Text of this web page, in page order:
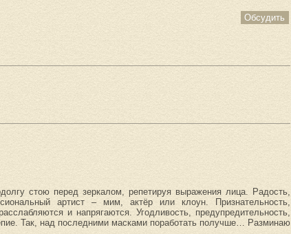
Обсудить
стою перед зеркалом, репетируя выражения лица. Радость,
артист – мим, актёр или клоун. Признательность,
и напрягаются. Угодливость, предупредительность,
Так, над последними масками поработать получше… Разминаю